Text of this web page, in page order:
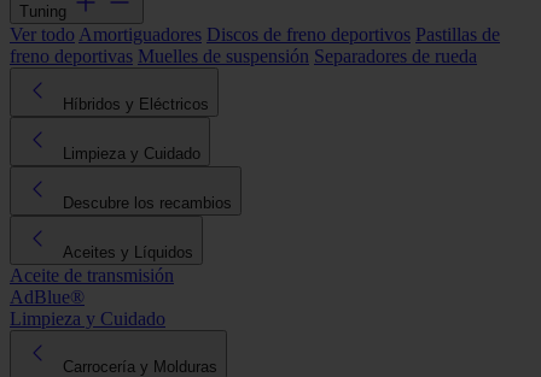
Tuning
Ver todo Amortiguadores Discos de freno deportivos Pastillas de
freno deportivas Muelles de suspensión Separadores de rueda
Híbridos y Eléctricos
Limpieza y Cuidado
Descubre los recambios
Aceites y Líquidos
Aceite de transmisión
AdBlue®
Limpieza y Cuidado
Carrocería y Molduras